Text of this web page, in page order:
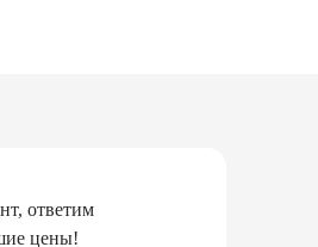
ответим
цены!